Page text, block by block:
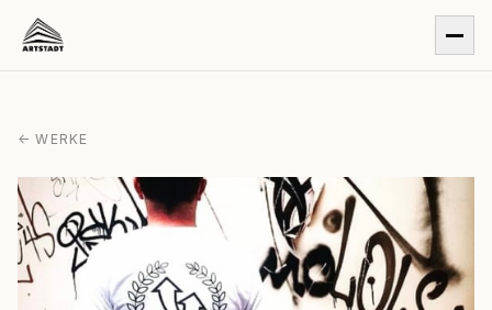
← WERKE